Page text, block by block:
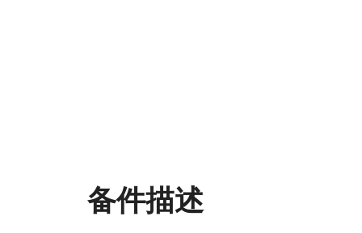
备件描述